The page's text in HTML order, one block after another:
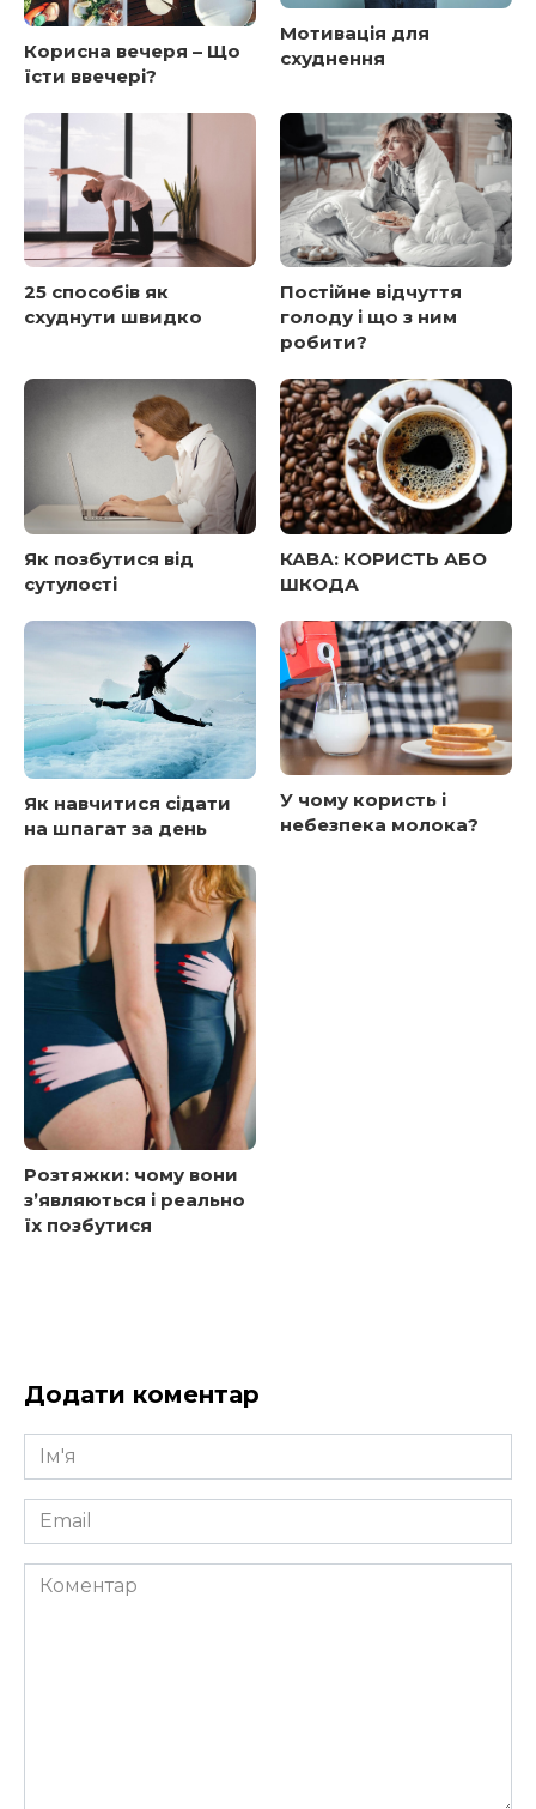
Корисна вечеря – Що
їсти ввечері?
Мотивація для
схуднення
25 способів як
схуднути швидко
Постійне відчуття
голоду і що з ним
робити?
Як позбутися від
сутулості
КАВА: КОРИСТЬ АБО
ШКОДА
Як навчитися сідати
на шпагат за день
У чому користь і
небезпека молока?
Розтяжки: чому вони
з’являються і реально
їх позбутися
Додати коментар
Ім'я
*
Email
*
Коментар